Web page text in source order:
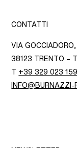
CONTATTI
VIA
38123 TRENTO –
T +39 329 023
INFO@BURNAZZI-